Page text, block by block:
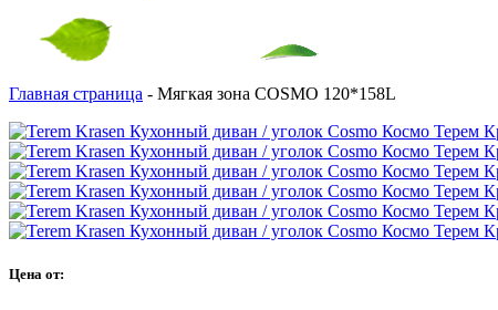
Главная страница - Мягкая зона COSMO 120*158L
Цена от: